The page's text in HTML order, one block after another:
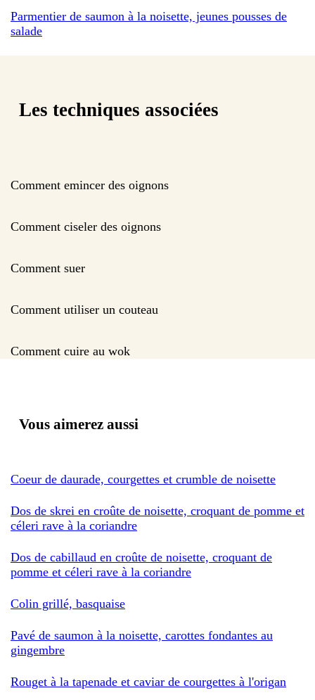
Parmentier de saumon à la noisette, jeunes pousses de
salade
Les techniques associées
Comment emincer des oignons
Comment ciseler des oignons
Comment suer
Comment utiliser un couteau
Comment cuire au wok
Vous aimerez aussi
Coeur de daurade, courgettes et crumble de noisette
Dos de skrei en croûte de noisette, croquant de pomme et
céleri rave à la coriandre
Dos de cabillaud en croûte de noisette, croquant de
pomme et céleri rave à la coriandre
Colin grillé, basquaise
Pavé de saumon à la noisette, carottes fondantes au
gingembre
Rouget à la tapenade et caviar de courgettes à l'origan